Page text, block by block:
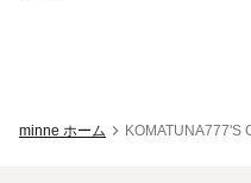
minne ホーム KOMATUNA777'S